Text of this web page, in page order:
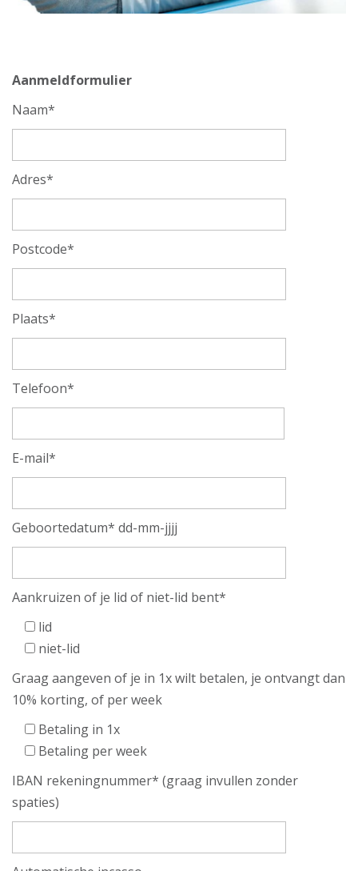
Aanmeldformulier
Naam*
Adres*
Postcode*
Plaats*
Telefoon*
E-mail*
Geboortedatum* dd-mm-jjjj
Aankruizen of je lid of niet-lid bent*
lid
niet-lid
Graag aangeven of je in 1x wilt betalen, je ontvangt dan
10% korting, of per week
Betaling in 1x
Betaling per week
IBAN rekeningnummer* (graag invullen zonder
spaties)